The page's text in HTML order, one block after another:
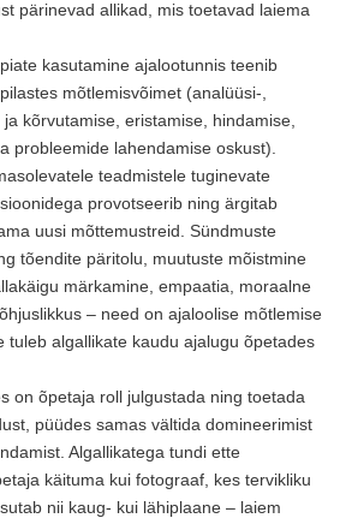
pärinevad allikad, mis toetavad laiema
kasutamine ajalootunnis teenib
mõtlemisvõimet (analüüsi-,
kõrvutamise, eristamise, hindamise,
probleemide lahendamise oskust).
teadmistele tuginevate
provotseerib ning ärgitab
uusi mõttemustreid. Sündmuste
tõendite päritolu, muutuste mõistmine
märkamine, empaatia, moraalne
– need on ajaloolise mõtlemise
tuleb algallikate kaudu ajalugu õpetades
on õpetaja roll julgustada ning toetada
püüdes samas vältida domineerimist
Algallikatega tundi ette
käituma kui fotograaf, kes tervikliku
nii kaug- kui lähiplaane – laiem